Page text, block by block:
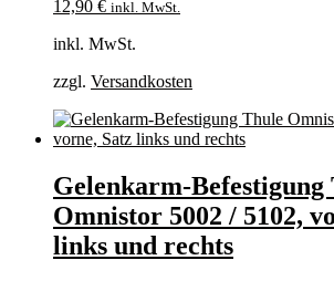
12,90 € inkl. MwSt.
inkl. MwSt.
zzgl. Versandkosten
Gelenkarm-Befestigung
Omnistor 5002 / 5102,
links und rechts